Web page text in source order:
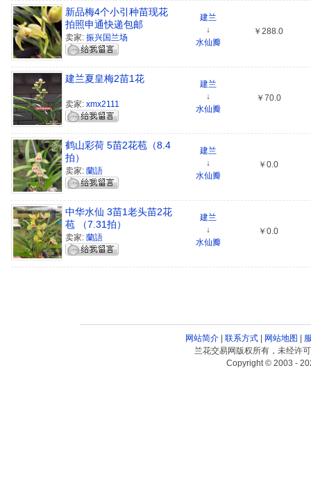
新品梅4个小引种苗现花
拍照申通快递包邮
卖家: 振兴国兰场
建兰
↓
水仙瓣
￥288.0
建兰夏皇梅2苗1花
卖家: xmx2111
建兰
↓
水仙瓣
￥70.0
鹤山彩荷 5苗2花苞（8.4
拍）
卖家: 蘭語
建兰
↓
水仙瓣
￥0.0
中华水仙 3苗1老头苗2花
苞 （7.31拍）
卖家: 蘭語
建兰
↓
水仙瓣
￥0.0
网站简介| 联系方式| 网站地图
兰花交易网版权所有，未经许
Copyright © 2003 -